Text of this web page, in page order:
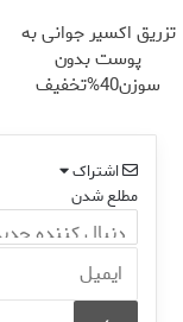
تزریق اکسیر جوانی به
پوست بدون
سوزن40%تخفیف
اشتراک
مطلع شدن